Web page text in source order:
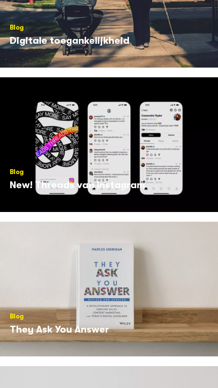
Blog
Digitale toegankelijkheid
Blog
New! Threads van Instagram
Blog
They Ask You Answer